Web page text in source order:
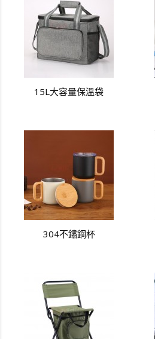
15L大容量保溫袋
304不鏽鋼杯